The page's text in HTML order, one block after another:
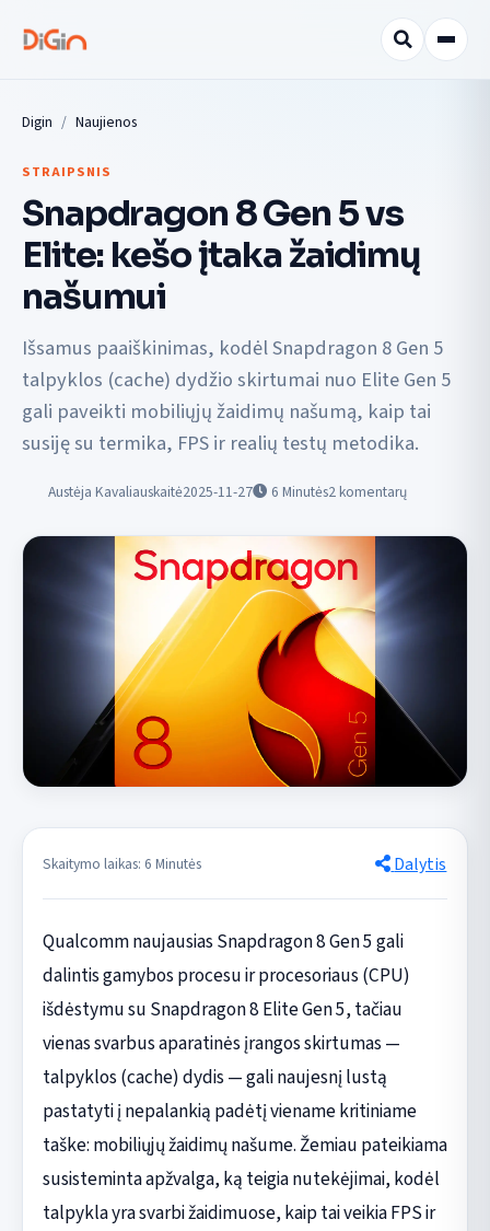
Digin Naujienos
STRAIPSNIS
Snapdragon 8 Gen 5 vs
Elite: kešo įtaka žaidimų
našumui
Išsamus paaiškinimas, kodėl Snapdragon 8 Gen 5
talpyklos (cache) dydžio skirtumai nuo Elite Gen 5
gali paveikti mobiliųjų žaidimų našumą, kaip tai
susiję su termika, FPS ir realių testų metodika.
Austėja Kavaliauskaitė2025-11-27 6 Minutės2 komentarų
Skaitymo laikas: 6 Minutės Dalytis
Qualcomm naujausias Snapdragon 8 Gen 5 gali
dalintis gamybos procesu ir procesoriaus (CPU)
išdėstymu su Snapdragon 8 Elite Gen 5, tačiau
vienas svarbus aparatinės įrangos skirtumas —
talpyklos (cache) dydis — gali naujesnį lustą
pastatyti į nepalankią padėtį viename kritiniame
taške: mobiliųjų žaidimų našume. Žemiau pateikiama
susisteminta apžvalga, ką teigia nutekėjimai, kodėl
talpykla yra svarbi žaidimuose, kaip tai veikia FPS ir